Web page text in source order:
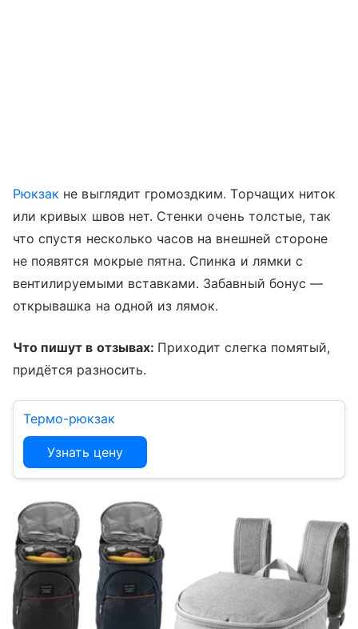
Рюкзак не выглядит громоздким. Торчащих ниток
или кривых швов нет. Стенки очень толстые, так
что спустя несколько часов на внешней стороне
не появятся мокрые пятна. Спинка и лямки с
вентилируемыми вставками. Забавный бонус —
открывашка на одной из лямок.
Что пишут в отзывах: Приходит слегка помятый,
придётся разносить.
Термо-рюкзак
Узнать цену